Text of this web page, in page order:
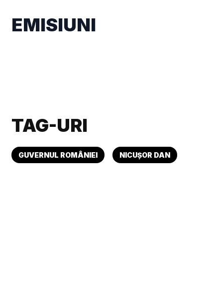
EMISIUNI
TAG-URI
GUVERNUL ROMÂNIEI NICUȘOR DAN